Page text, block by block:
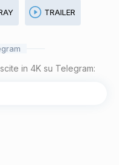
TRAILER
in 4K su Telegram: